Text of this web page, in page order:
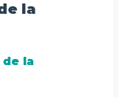
la
la